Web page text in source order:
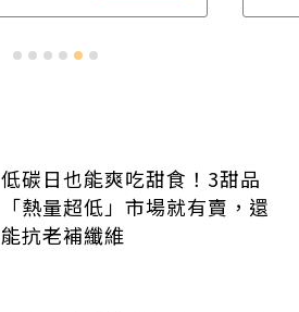
低碳日也能爽吃甜食！3甜品
「熱量超低」市場就有賣，還
能抗老補纖維